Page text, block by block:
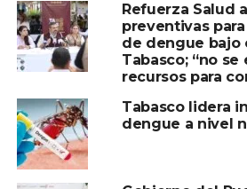
Refuerza Salud
preventivas
de dengue bajo
Tabasco; “no se
recursos para
Tabasco lidera
dengue a nivel